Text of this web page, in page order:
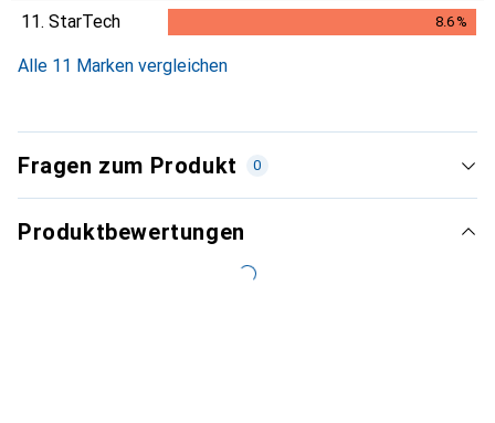
11. StarTech 8.6%
Alle 11 Marken vergleichen
Fragen zum Produkt 0
Produktbewertungen